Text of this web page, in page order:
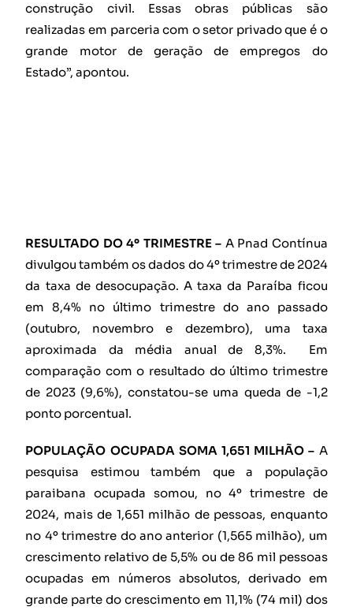
construção civil. Essas obras públicas são
realizadas em parceria com o setor privado que é o
grande motor de geração de empregos do
Estado”, apontou.
RESULTADO DO 4º TRIMESTRE – A Pnad Contínua
divulgou também os dados do 4º trimestre de 2024
da taxa de desocupação. A taxa da Paraíba ficou
em 8,4% no último trimestre do ano passado
(outubro, novembro e dezembro), uma taxa
aproximada da média anual de 8,3%. Em
comparação com o resultado do último trimestre
de 2023 (9,6%), constatou-se uma queda de -1,2
ponto porcentual.
POPULAÇÃO OCUPADA SOMA 1,651 MILHÃO – A
pesquisa estimou também que a população
paraibana ocupada somou, no 4º trimestre de
2024, mais de 1,651 milhão de pessoas, enquanto
no 4º trimestre do ano anterior (1,565 milhão), um
crescimento relativo de 5,5% ou de 86 mil pessoas
ocupadas em números absolutos, derivado em
grande parte do crescimento em 11,1% (74 mil) dos